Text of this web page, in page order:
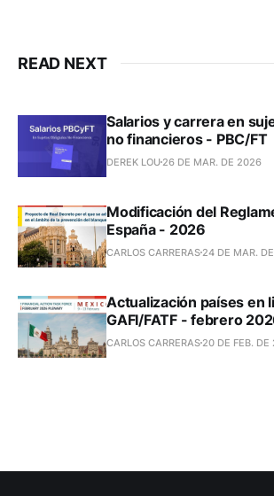
READ NEXT
Salarios y carrera en
no financieros - PBC/FT
DEREK LOU 26 DE MAR. DE 2026
Modificación del
España - 2026
CARLOS CARRERAS 24 DE MAR.
Actualización países en
GAFI/FATF - febrero
CARLOS CARRERAS 20 DE FEB.